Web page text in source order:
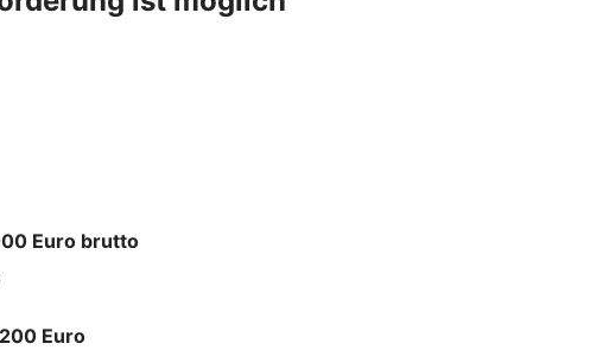
Euro brutto
200 Euro